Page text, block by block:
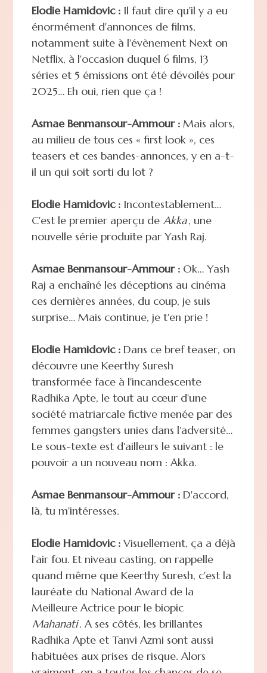
Elodie Hamidovic :Il faut dire qu'il y a eu
énormément d'annonces de films,
notamment suite à l'évènement Next on
Netflix, à l'occasion duquel 6 films, 13
séries et 5 émissions ont été dévoilés pour
2025… Eh oui, rien que ça !
Asmae Benmansour-Ammour :Mais alors,
au milieu de tous ces « first look », ces
teasers et ces bandes-annonces, y en a-t-
il un qui soit sorti du lot ?
Elodie Hamidovic :Incontestablement…
C'est le premier aperçu de Akka, une
nouvelle série produite par Yash Raj.
Asmae Benmansour-Ammour :Ok… Yash
Raj a enchaîné les déceptions au cinéma
ces dernières années, du coup, je suis
surprise… Mais continue, je t'en prie !
Elodie Hamidovic :Dans ce bref teaser, on
découvre une Keerthy Suresh
transformée face à l'incandescente
Radhika Apte, le tout au cœur d'une
société matriarcale fictive menée par des
femmes gangsters unies dans l'adversité…
Le sous-texte est d'ailleurs le suivant : le
pouvoir a un nouveau nom : Akka.
Asmae Benmansour-Ammour :D'accord,
là, tu m'intéresses.
Elodie Hamidovic :Visuellement, ça a déjà
l'air fou. Et niveau casting, on rappelle
quand même que Keerthy Suresh, c'est la
lauréate du National Award de la
Meilleure Actrice pour le biopic
Mahanati. A ses côtés, les brillantes
Radhika Apte et Tanvi Azmi sont aussi
habituées aux prises de risque. Alors